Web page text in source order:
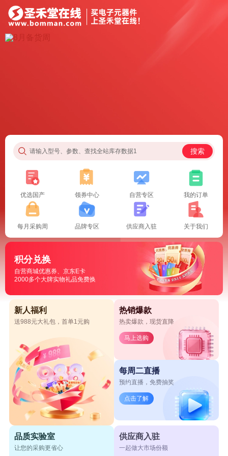
请输入型号、参数、查找全站库存数据1 搜索
优选国产 领券中心 自营专区 我的订单
每月采购周 品牌专区 供应商入驻 关于我们
积分兑换
自营商城优惠券、京东E卡
2000多个大牌实物礼品免费换
新人福利
送988元大礼包，首单1元购
热销爆款
热卖爆款，现货直降
马上选购
每周二直播
预约直播，免费抽奖
点击了解
品质实验室
让您的采购更省心
供应商入驻
一起做大市场份额